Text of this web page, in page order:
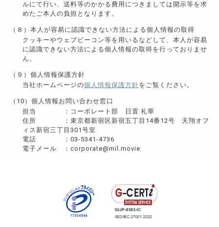
ルにて行い、送料等のかかる費用につきましては開示等を求
めたご本人の負担となります。
（８）本人が容易に認識できない方法による個人情報の取得
クッキーやウェブビーコン等を用いるなどして、本人が容易
に認識できない方法による個人情報の取得を行っておりませ
ん。
（９）個人情報保護方針
当社ホームページの個人情報保護方針をご覧ください。
（10）個人情報お問い合わせ窓口
担当 ：コーポレート部 日置 礼華
住所 ：東京都新宿区新宿五丁目14番12号 天翔オフ
ィス新宿三丁目301号室
電話 ：03-5341-4736
電子メール ：corporate@mil.movie